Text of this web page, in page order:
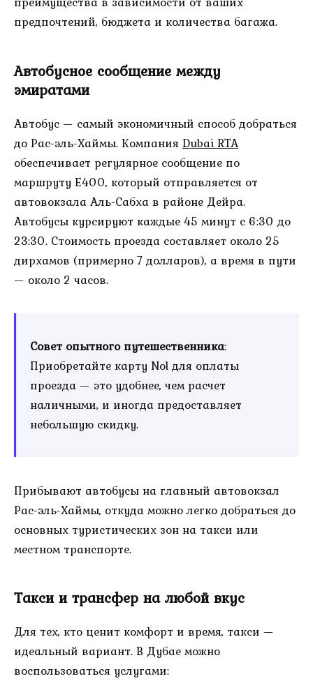
предпочтений, бюджета и количества багажа.
Автобусное сообщение между
эмиратами
Автобус — самый экономичный способ добраться
до Рас-эль-Хаймы. КомпанияDubai RTA
обеспечивает регулярное сообщение по
маршруту E400, который отправляется от
автовокзала Аль-Сабха в районе Дейра.
Автобусы курсируют каждые 45 минут с 6:30 до
23:30. Стоимость проезда составляет около 25
дирхамов (примерно 7 долларов), а время в пути
— около 2 часов.
Совет опытного путешественника:
Приобретайте карту Nol для оплаты
проезда — это удобнее, чем расчет
наличными, и иногда предоставляет
небольшую скидку.
Прибывают автобусы на главный автовокзал
Рас-эль-Хаймы, откуда можно легко добраться до
основных туристических зон на такси или
местном транспорте.
Такси и трансфер на любой вкус
Для тех, кто ценит комфорт и время, такси —
идеальный вариант. В Дубае можно
воспользоваться услугами: